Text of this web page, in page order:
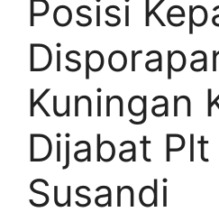
Posisi
Kuningan
Dijabat
Susandi